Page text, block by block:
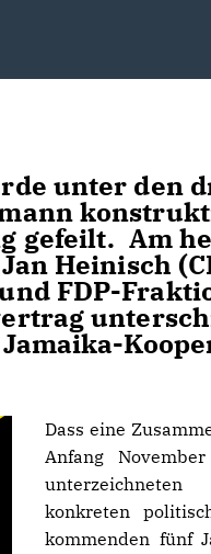
unter den
gefeilt. Am
Heinisch
FDP-
Dass eine
Anfang
konkreten
kommenden fünf